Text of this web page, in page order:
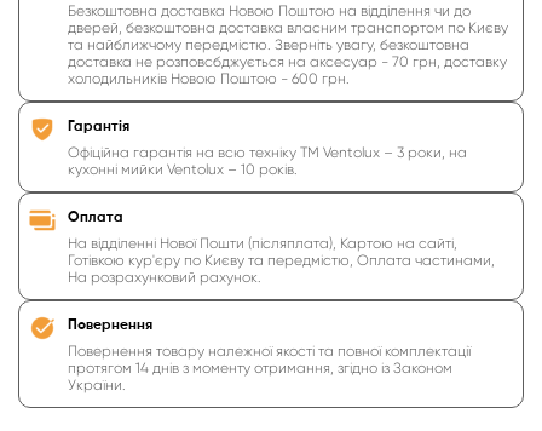
Безкоштовна доставка Новою Поштою на відділення чи до
дверей, безкоштовна доставка власним транспортом по Києву
та найближчому передмістю. Зверніть увагу, безкоштовна
доставка не розповсбджується на аксесуар - 70 грн, доставку
холодильників Новою Поштою - 600 грн.
Гарантія
Офіційна гарантія на всю техніку ТМ Ventolux – 3 роки, на
кухонні мийки Ventolux – 10 років.
Оплата
На відділенні Нової Пошти (післяплата), Картою на сайті,
Готівкою кур'єру по Києву та передмістю, Оплата частинами,
На розрахунковий рахунок.
Повернення
Повернення товару належної якості та повної комплектації
протягом 14 днів з моменту отримання, згідно із Законом
України.